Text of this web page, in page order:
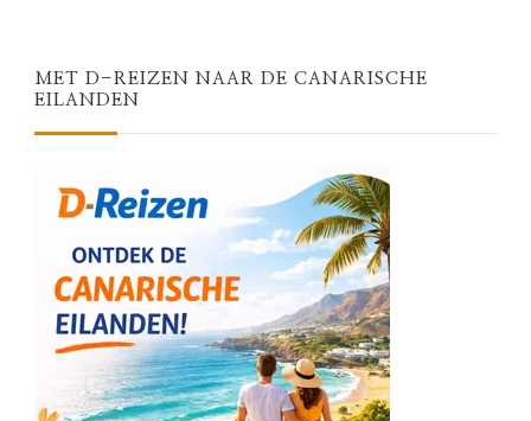
MET D-REIZEN NAAR DE CANARISCHE
EILANDEN